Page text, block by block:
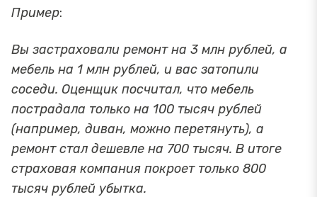
Пример:
Вы застраховали ремонт на 3 млн рублей, а
мебель на 1 млн рублей, и вас затопили
соседи. Оценщик посчитал, что мебель
пострадала только на 100 тысяч рублей
(например, диван, можно перетянуть), а
ремонт стал дешевле на 700 тысяч. В итоге
страховая компания покроет только 800
тысяч рублей убытка.